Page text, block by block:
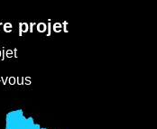
projet